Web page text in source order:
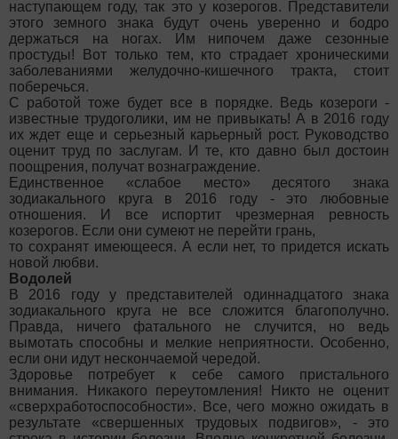
наступающем году, так это у козерогов. Представители
этого земного знака будут очень уверенно и бодро
держаться на ногах. Им нипочем даже сезонные
простуды! Вот только тем, кто страдает хроническими
заболеваниями желудочно-кишечного тракта, стоит
поберечься.
С работой тоже будет все в порядке. Ведь козероги -
известные трудоголики, им не привыкать! А в 2016 году
их ждет еще и серьезный карьерный рост. Руководство
оценит труд по заслугам. И те, кто давно был достоин
поощрения, получат вознаграждение.
Единственное «слабое место» десятого знака
зодиакального круга в 2016 году - это любовные
отношения. И все испортит чрезмерная ревность
козерогов. Если они сумеют не перейти грань,
то сохранят имеющееся. А если нет, то придется искать
новой любви.
Водолей
В 2016 году у представителей одиннадцатого знака
зодиакального круга не все сложится благополучно.
Правда, ничего фатального не случится, но ведь
вымотать способны и мелкие неприятности. Особенно,
если они идут нескончаемой чередой.
Здоровье потребует к себе самого пристального
внимания. Никакого переутомления! Никто не оценит
«сверхработоспособности». Все, чего можно ожидать в
результате «свершенных трудовых подвигов», - это